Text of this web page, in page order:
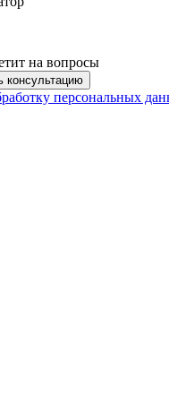
на вопросы
персональных